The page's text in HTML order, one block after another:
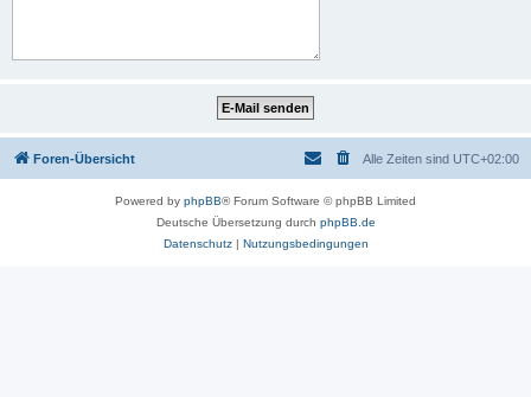
Foren-Übersicht Alle Zeiten sind UTC+02:00
Powered by phpBB® Forum Software © phpBB Limited
Deutsche Übersetzung durch phpBB.de
Datenschutz| Nutzungsbedingungen